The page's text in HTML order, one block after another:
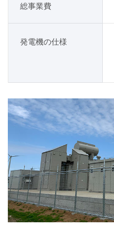
総事業費
発電機の仕様